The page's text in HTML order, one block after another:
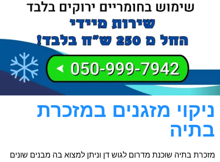
ניקוי מזגנים במזכרת
בתיה
מזכרת בתיה שוכנת מדרום לגוש דן וניתן למצוא בה מבנים שונים